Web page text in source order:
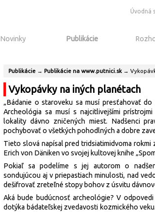
Úvodná
Novinky Publikácie
Publikácie → Publikácie na www.putnici.sk →
Vykopávky na iných planétach
„Bádanie o staroveku sa musí presťahovať do
Archeológia sa musí s najcitlivejšími
lokality dávno zničených miest. Nadšenci
pochybovať o všetkých pohodlných a dobre
Tieto slová napísal pred tridsiatimidvoma rokmi
Erich von Däniken vo svojej kultovej knihe
Pokiaľ sa podelíme s jej autorom o
sondujúcou aj v priepastiach minulosti, nad
dešifrovať zreteľné stopy bohov z úsvitu
Aká bude budúcnosť archeológie? V
dotýka bádateľskej zvedavosti kozmického